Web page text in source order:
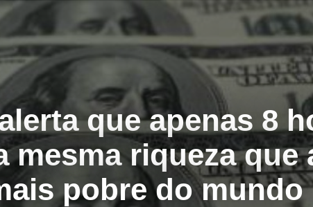
que apenas 8
mesma riqueza que
pobre do mundo